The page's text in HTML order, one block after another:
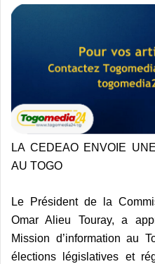
LA CEDEAO ENVOIE
AU TOGO
Le Président de la
Omar Alieu Touray, a
Mission d’information au
élections législatives et